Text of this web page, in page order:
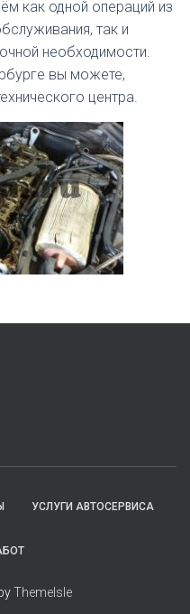
как одной операций из
так и
необходимости.
вы можете,
центра.
УСЛУГИ АВТОСЕРВИСА
ThemeIsle